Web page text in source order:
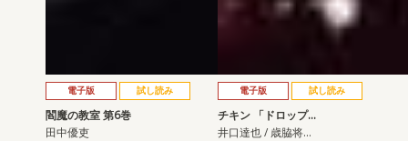
電子版 試し読み
閻魔の教室 第6巻
田中優吏
電子版 試し読み
チキン 「ドロップ…
井口達也 / 歳脇将…